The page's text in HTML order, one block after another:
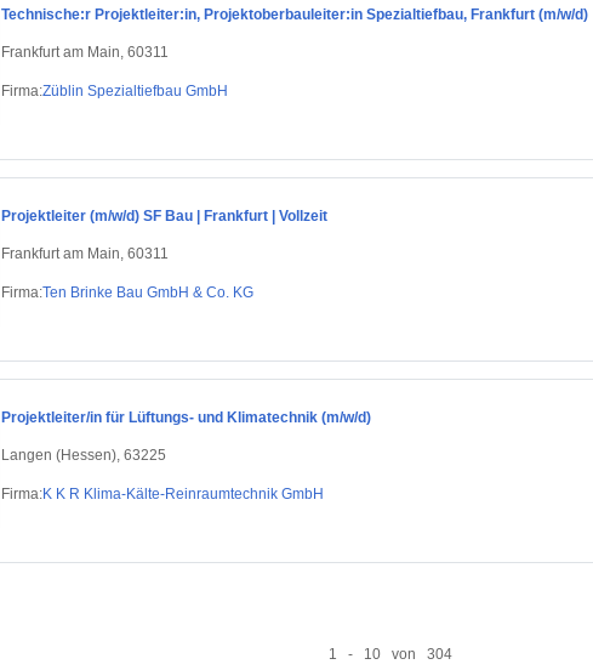
Technische:r Projektleiter:in, Projektoberbauleiter:in Spezialtiefbau, Frankfurt (m/w/d)
Frankfurt am Main, 60311
Firma:Züblin Spezialtiefbau GmbH
Projektleiter (m/w/d) SF Bau | Frankfurt | Vollzeit
Frankfurt am Main, 60311
Firma:Ten Brinke Bau GmbH & Co. KG
Projektleiter/in für Lüftungs- und Klimatechnik (m/w/d)
Langen (Hessen), 63225
Firma:K K R Klima-Kälte-Reinraumtechnik GmbH
1 - 10 von 304